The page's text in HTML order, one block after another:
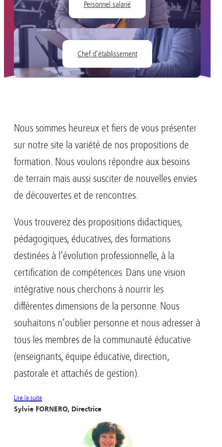
Personnel salarié
©personnel-éducatif-max-fischer
Chef d’établissement
Nous sommes heureux et fiers de vous présenter
sur notre site la variété de nos propositions de
formation. Nous voulons répondre aux besoins
de terrain mais aussi susciter de nouvelles envies
de découvertes et de rencontres.
Vous trouverez des propositions didactiques,
pédagogiques, éducatives, des formations
destinées à l’évolution professionnelle, à la
certification de compétences. Dans une vision
intégrative nous cherchons à nourrir les
différentes dimensions de la personne. Nous
souhaitons n’oublier personne et nous adresser à
tous les membres de la communauté éducative
(enseignants, équipe éducative, direction,
pastorale et attachés de gestion).
Lire la suite
Sylvie FORNERO, Directrice